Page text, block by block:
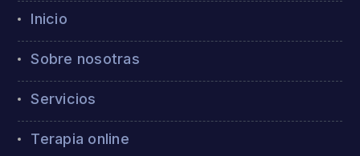
Inicio
Sobre nosotras
Servicios
Terapia online